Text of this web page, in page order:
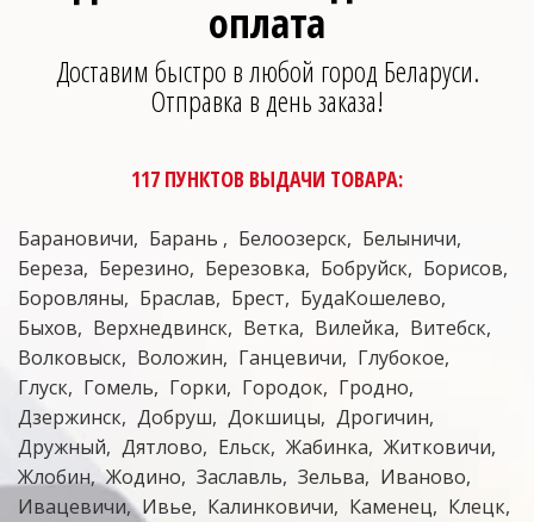
оплата
Доставим быстро в любой город Беларуси.
Отправка в день заказа!
117 ПУНКТОВ ВЫДАЧИ ТОВАРА:
Барановичи Барань Белоозерск
Белыничи
Береза
Березино Березовка Бобруйск
Борисов
Боровляны
Браслав Брест
БудаКошелево
Быхов
Верхнедвинск Ветка Вилейка
Витебск
Волковыск
Воложин Ганцевичи
Глубокое
Глуск
Гомель Горки Городок
Гродно
Дзержинск Добруш Докшицы
Дрогичин
Дружный
Дятлово Ельск Жабинка
Житковичи
Жлобин Жодино Заславль Зельва
Иваново
Ивацевичи
Ивье Калинковичи Каменец
Клецк